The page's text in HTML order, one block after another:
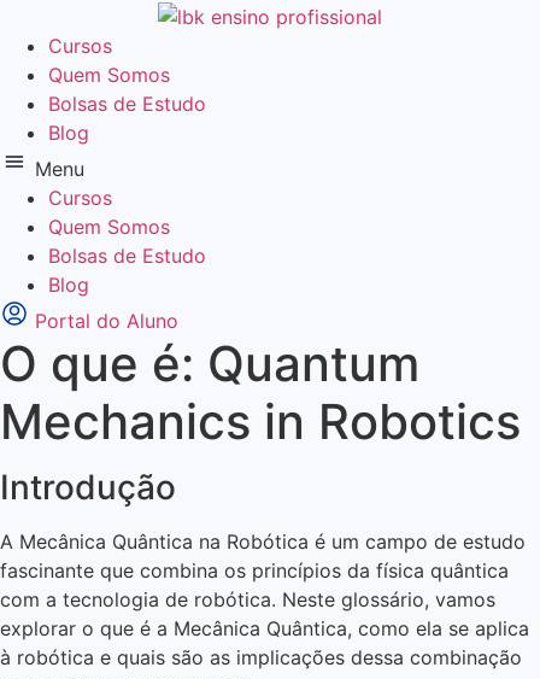
para
conteúdo
Cursos
Quem Somos
Bolsas de Estudo
Blog
Menu
Cursos
Quem Somos
Bolsas de Estudo
Blog
Portal do Aluno
O que é: Quantum
Mechanics in Robotics
Introdução
A Mecânica Quântica na Robótica é um campo de estudo
fascinante que combina os princípios da física quântica
com a tecnologia de robótica. Neste glossário, vamos
explorar o que é a Mecânica Quântica, como ela se aplica
à robótica e quais são as implicações dessa combinação